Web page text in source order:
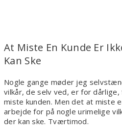
At Miste En Kunde Er
Kan Ske
Nogle gange møder jeg
vilkår, de selv ved, er for
miste kunden. Men det at miste
arbejde for på nogle urimelige
der kan ske. Tværtimod.